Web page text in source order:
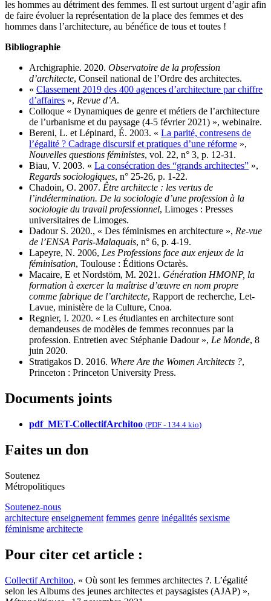
les hommes au détriment des femmes. Il est surtout urgent d’agir afin
de faire évoluer la représentation de la place des femmes et des
hommes dans l’architecture, au bénéfice de tous et toutes !
Bibliographie
Archigraphie. 2020. Observatoire de la profession
d’architecte, Conseil national de l’Ordre des architectes.
« Classement 2019 des 400 agences d’architecture par chiffre
d’affaires », Revue d’A.
Colloque « Dynamiques de genre et métiers de l’architecture
de l’urbanisme et du paysage (4-5 février 2021) », webinaire.
Bereni, L. et Lépinard, É. 2003. « La parité, contresens de
l’égalité ? Cadrage discursif et pratiques d’une réforme »,
Nouvelles questions féministes, vol. 22, n° 3, p. 12-31.
Biau, V. 2003. « La consécration des “grands architectes” »,
Regards sociologiques, n° 25-26, p. 1-22.
Chadoin, O. 2007. Être architecte : les vertus de
l’indétermination. De la sociologie d’une profession à la
sociologie du travail professionnel, Limoges : Presses
universitaires de Limoges.
Dadour S. 2020., « Des féminismes en architecture », Re-vue
de l’ENSA Paris-Malaquais, n° 6, p. 4-19.
Lapeyre, N. 2006, Les Professions face aux enjeux de la
féminisation, Toulouse : Éditions Octarès.
Macaire, E et Nordstöm, M. 2021. Génération HMONP, la
formation à exercer la maîtrise d’œuvre en nom propre
comme fabrique de l’architecte, Rapport de recherche, Let-
Lavue, ministère de la Culture, Cnoa.
Regnier, I. 2020. « Les étudiantes en architecture sont
demandeuses de modèles de femmes reconnues par la
profession. Entretien avec Stéphanie Dadour », Le Monde, 8
juin 2020.
Stratigakos D. 2016. Where Are the Women Architects ?,
Princeton : Princeton University Press.
Documents joints
pdf_MET-CollectifArchitoo (PDF - 134.4 kio)
Faites un don
Soutenez
Métropolitiques
Soutenez-nous
architecture enseignement femmes genre inégalités sexisme
féminisme architecte
Pour citer cet article :
Collectif Architoo, « Où sont les femmes architectes ?. L’égalité
selon les Albums des jeunes architectes et paysagistes (AJAP) »,